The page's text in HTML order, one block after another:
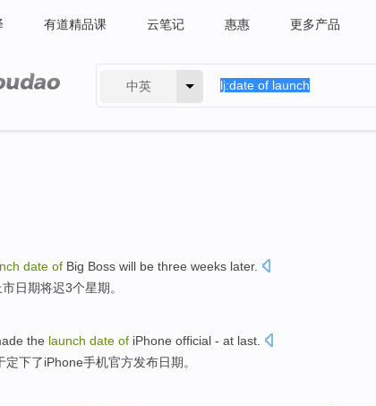
有道精品课 云笔记 惠惠 更多产品
中英
date of Big Boss will be three weeks later.
市日期将迟3个星期。
the launch date of iPhone official - at last
定下了iPhone手机官方发布日期。